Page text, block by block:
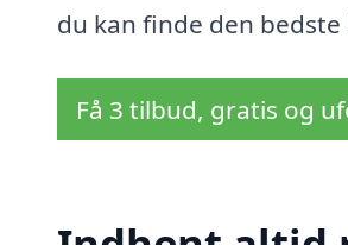
du kan finde den
Få 3 tilbud, gratis og